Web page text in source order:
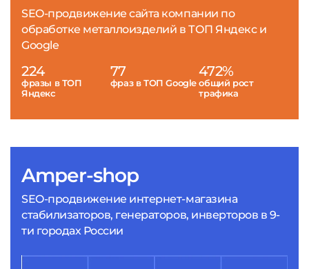
Amper-shop
SEO-продвижение интернет-магазина
стабилизаторов, генераторов, инверторов в 9-
ти городах России
SEO-продвижение сайта компании по
обработке металлоизделий в ТОП Яндекс и
Google
224
фразы в ТОП
Яндекс
77
фраз в ТОП Google
472%
общий рост
трафика